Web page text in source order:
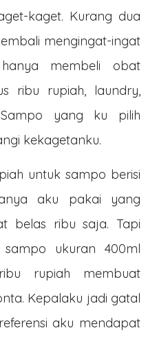
kaget. Kurang dua
mengingat-ingat
membeli obat
ribu rupiah, laundry,
yang ku pilih
kekagetanku.
untuk sampo berisi
aku pakai yang
belas ribu saja. Tapi
ukuran 400ml
rupiah membuat
Kepalaku jadi gatal
aku mendapat